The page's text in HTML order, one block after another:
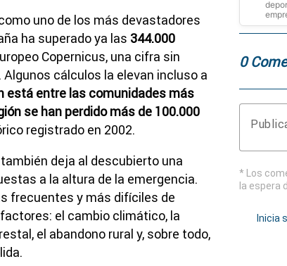
uno de los más devastadores
ha superado ya las 344.000
Copernicus, una cifra sin
cálculos la elevan incluso a
está entre las comunidades más
se han perdido más de 100.000
registrado en 2002.
deja al descubierto una
a la altura de la emergencia.
frecuentes y más difíciles de
el cambio climático, la
el abandono rural y, sobre todo,
0
* Los
la espera
Inicia